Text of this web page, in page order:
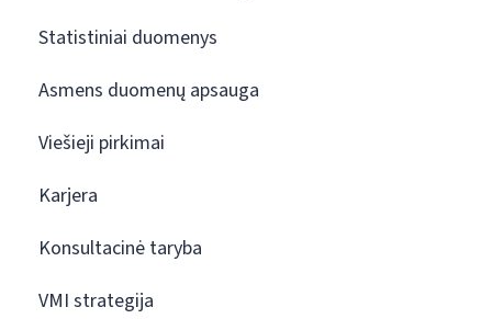
Statistiniai duomenys
Asmens duomenų apsauga
Viešieji pirkimai
Karjera
Konsultacinė taryba
VMI strategija